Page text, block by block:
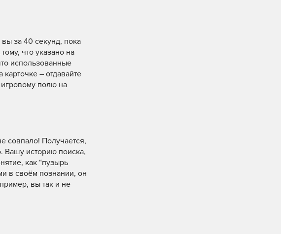
за 40 секунд, пока
что указано на
использованные
– отдавайте
полю на
совпало! Получается,
Вашу историю поиска,
как “пузырь
в своём познании, он
вы так и не